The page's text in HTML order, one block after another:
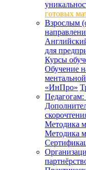
готовых
Взрослым
для
Курсы
Обучение
«ИнПро»
Педагогам:
Методика
Методика